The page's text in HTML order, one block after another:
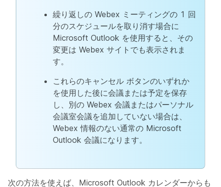
繰り返しの Webex ミーティングの 1 回
分のスケジュールを取り消す場合に
Microsoft Outlook を使用すると、その
変更は Webex サイトでも表示されま
す。
これらのキャンセル ボタンのいずれか
を使用した後に会議または予定を保存
し、別の Webex 会議またはパーソナル
会議室会議を追加していない場合は、
Webex 情報のない通常の Microsoft
Outlook 会議になります。
次の方法を使えば、Microsoft Outlook カレンダーからも